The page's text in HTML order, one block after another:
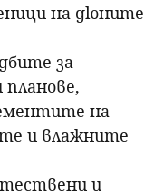
на дюните
за
на
и влажните
и